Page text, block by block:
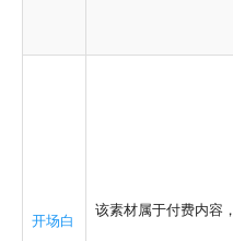
开场白
该素材属于付费内容，